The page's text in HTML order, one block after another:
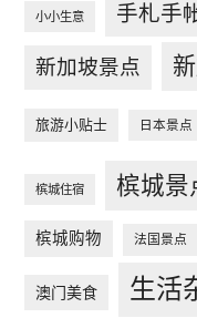
小小生意 手札手
新加坡景点
旅游小贴士 日本景点
槟城住宿 槟城景
槟城购物 法国景点
澳门美食 生活